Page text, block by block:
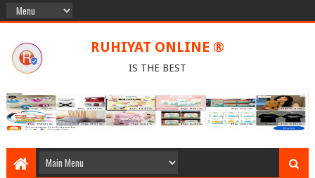
RUHIYAT ONLINE ®
IS THE BEST